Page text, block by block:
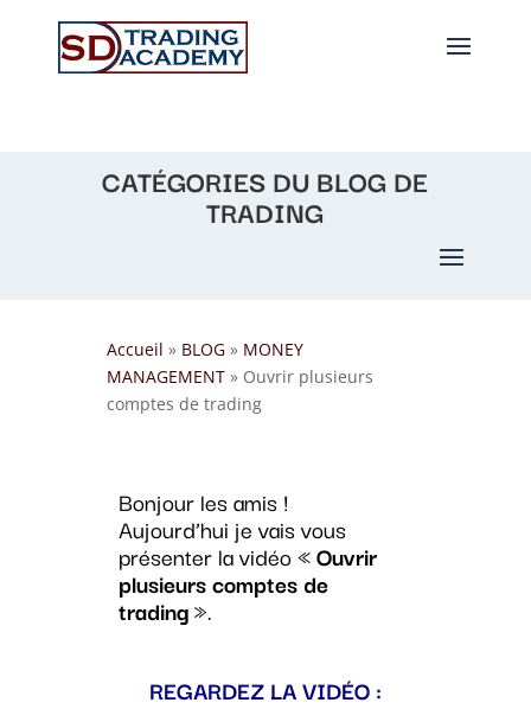
CATÉGORIES DU BLOG DE
TRADING
Accueil » BLOG» MONEY
MANAGEMENT» Ouvrir plusieurs
comptes de trading
Bonjour les amis !
Aujourd’hui je vais vous
présenter la vidéo «Ouvrir
plusieurs comptes de
trading».
REGARDEZ LA VIDÉO :